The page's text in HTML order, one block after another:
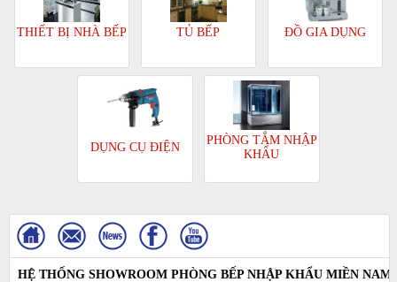
THIẾT BỊ NHÀ BẾP TỦ BẾP ĐỒ GIA DỤNG
DỤNG CỤ ĐIỆN
PHÒNG TẮM NHẬP
KHẨU
HỆ THỐNG SHOWROOM PHÒNG BẾP NHẬP KHẨU MIỀN NAM